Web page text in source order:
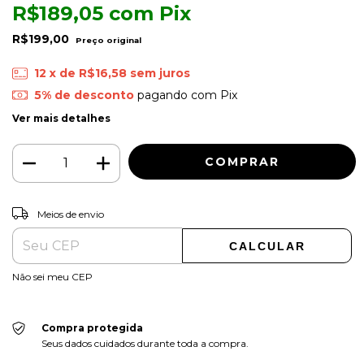
R$199,00
R$189,05 com Pix
12 x de R$16,58 sem juros
5% de descontopagando com Pix
Ver mais detalhes
Entregas para o CEP:
Meios de envio
CALCULAR
Não sei meu CEP
Compra protegida
Seus dados cuidados durante toda a compra.